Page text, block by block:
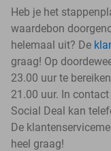
Heb je het
waardebon
helemaal uit? De
graag! Op
23.00 uur te
21.00 uur. In
Social Deal kan
De
heel graag!